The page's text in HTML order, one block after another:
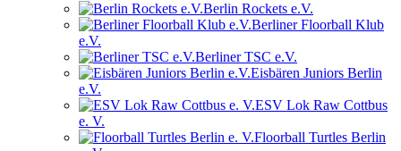
Berlin Rockets e.V.
Berliner Floorball Klub
e.V.
Berliner TSC e.V.
Eisbären Juniors Berlin
e.V.
ESV Lok Raw Cottbus
e. V.
Floorball Turtles Berlin